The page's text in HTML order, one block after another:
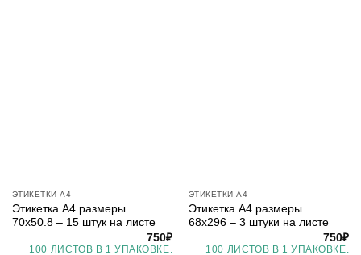
ЭТИКЕТКИ А4
Этикетка А4 размеры
70х50.8 – 15 штук на листе
750₽
100 ЛИСТОВ В 1 УПАКОВКЕ.
ЭТИКЕТКИ А4
Этикетка А4 размеры
68х296 – 3 штуки на листе
750₽
100 ЛИСТОВ В 1 УПАКОВКЕ.